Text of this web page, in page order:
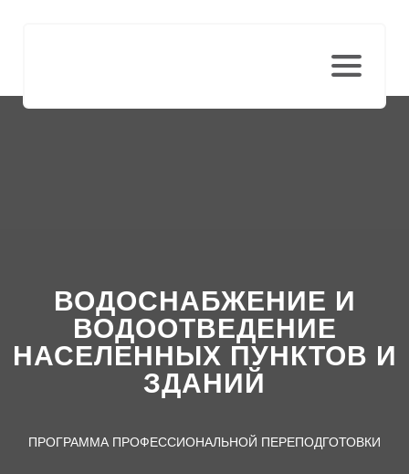
ВОДОСНАБЖЕНИЕ И
ВОДООТВЕДЕНИЕ
НАСЕЛЕННЫХ ПУНКТОВ И
ЗДАНИЙ
ПРОГРАММА ПРОФЕССИОНАЛЬНОЙ ПЕРЕПОДГОТОВКИ